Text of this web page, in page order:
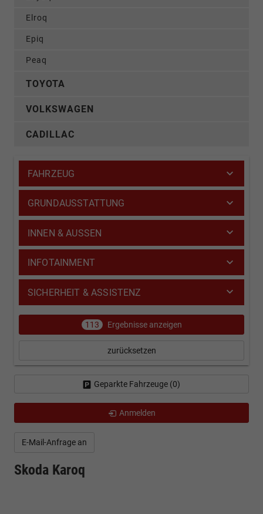
E-Mail-Anfrage an
Skoda Karoq
Elroq
Epiq
Peaq
TOYOTA
VOLKSWAGEN
CADILLAC
FAHRZEUG
GRUNDAUSSTATTUNG
INNEN & AUSSEN
INFOTAINMENT
SICHERHEIT & ASSISTENZ
113 Ergebnisse anzeigen
zurücksetzen
Geparkte Fahrzeuge (0)
Anmelden